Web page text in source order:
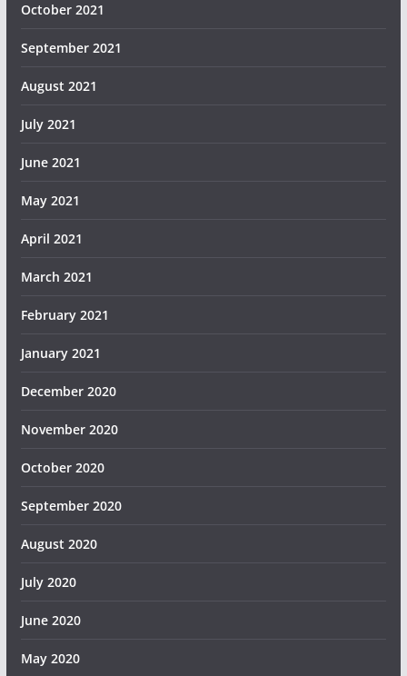
October 2021
September 2021
August 2021
July 2021
June 2021
May 2021
April 2021
March 2021
February 2021
January 2021
December 2020
November 2020
October 2020
September 2020
August 2020
July 2020
June 2020
May 2020